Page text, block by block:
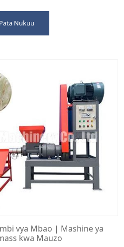
Nukuu
vya Mbao | Mashine ya
kwa Mauzo